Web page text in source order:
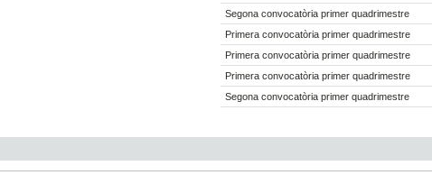
Segona convocatòria primer quadrimestre
Primera convocatòria primer quadrimestre
Primera convocatòria primer quadrimestre
Primera convocatòria primer quadrimestre
Segona convocatòria primer quadrimestre